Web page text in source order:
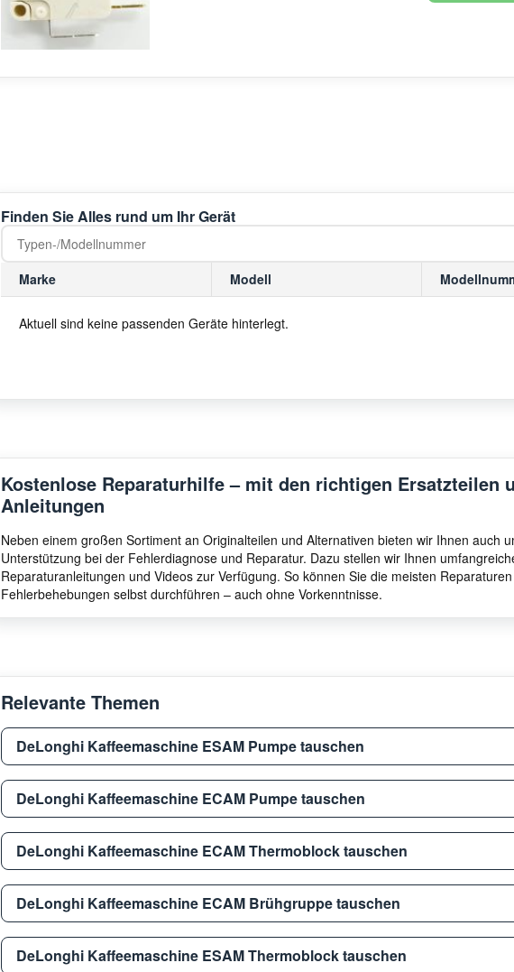
Finden Sie Alles rund um Ihr Gerät
Marke Modell
Aktuell sind keine passenden Geräte hinterlegt.
Kostenlose Reparaturhilfe – mit den richtigen Ersatzteilen
Anleitungen
Neben einem großen Sortiment an Originalteilen und Alternativen bieten wir Ihnen auch
Unterstützung bei der Fehlerdiagnose und Reparatur. Dazu stellen wir Ihnen
Reparaturanleitungen und Videos zur Verfügung. So können Sie die meisten
Fehlerbehebungen selbst durchführen – auch ohne Vorkenntnisse.
Relevante Themen
DeLonghi Kaffeemaschine ESAM Pumpe tauschen
DeLonghi Kaffeemaschine ECAM Pumpe tauschen
DeLonghi Kaffeemaschine ECAM Thermoblock tauschen
DeLonghi Kaffeemaschine ECAM Brühgruppe tauschen
DeLonghi Kaffeemaschine ESAM Thermoblock tauschen